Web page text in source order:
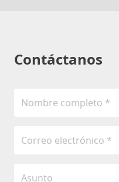
Contáctanos